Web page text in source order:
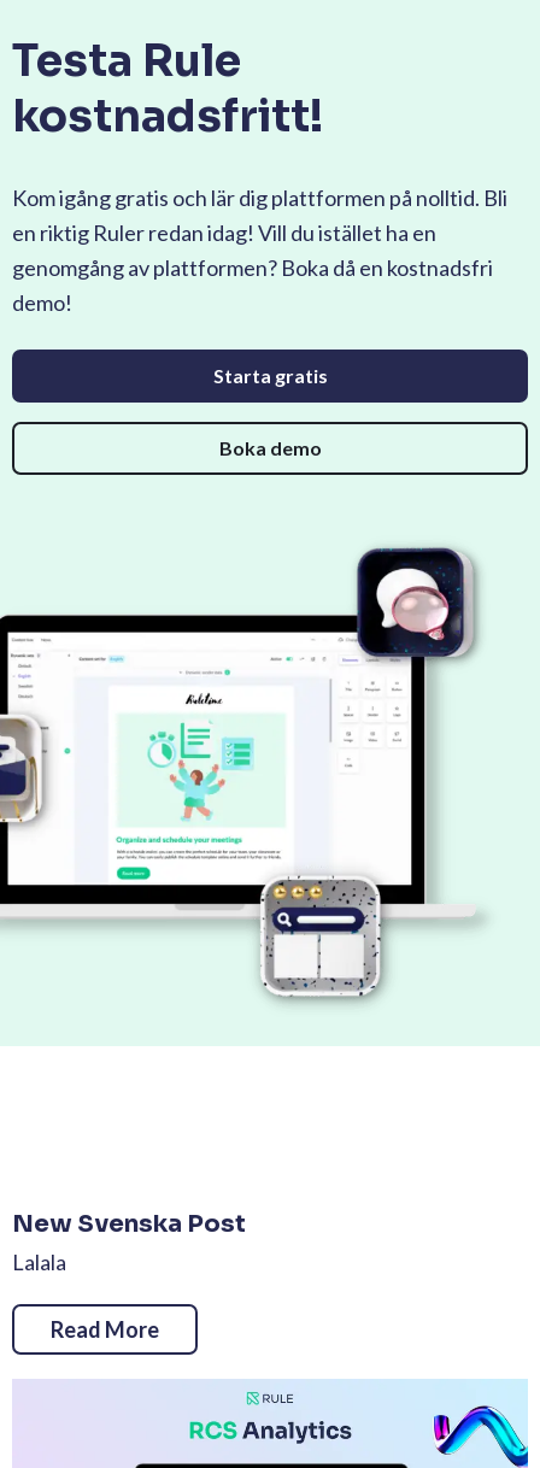
Testa Rule
kostnadsfritt!
Kom igång gratis och lär dig plattformen på nolltid. Bli
en riktig Ruler redan idag! Vill du istället ha en
genomgång av plattformen? Boka då en kostnadsfri
demo!
Starta gratis
Boka demo
New Svenska Post
Lalala
Read More